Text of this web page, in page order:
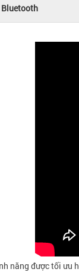
năng được tối ưu